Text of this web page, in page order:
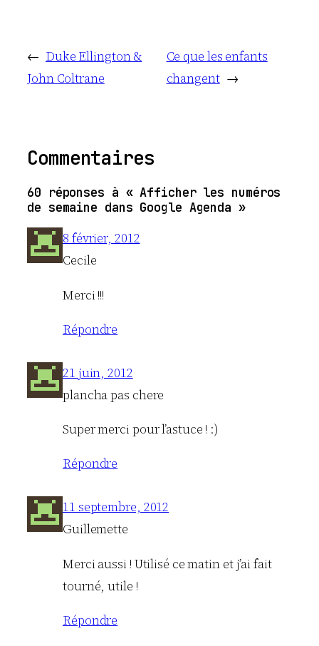
← Duke Ellington &
John Coltrane
Ce que les enfants
changent →
Commentaires
60 réponses à « Afficher les numéros
de semaine dans Google Agenda »
8 février, 2012
Cecile
Merci !!!
Répondre
21 juin, 2012
plancha pas chere
Super merci pour l’astuce ! :)
Répondre
11 septembre, 2012
Guillemette
Merci aussi ! Utilisé ce matin et j’ai fait
tourné, utile !
Répondre